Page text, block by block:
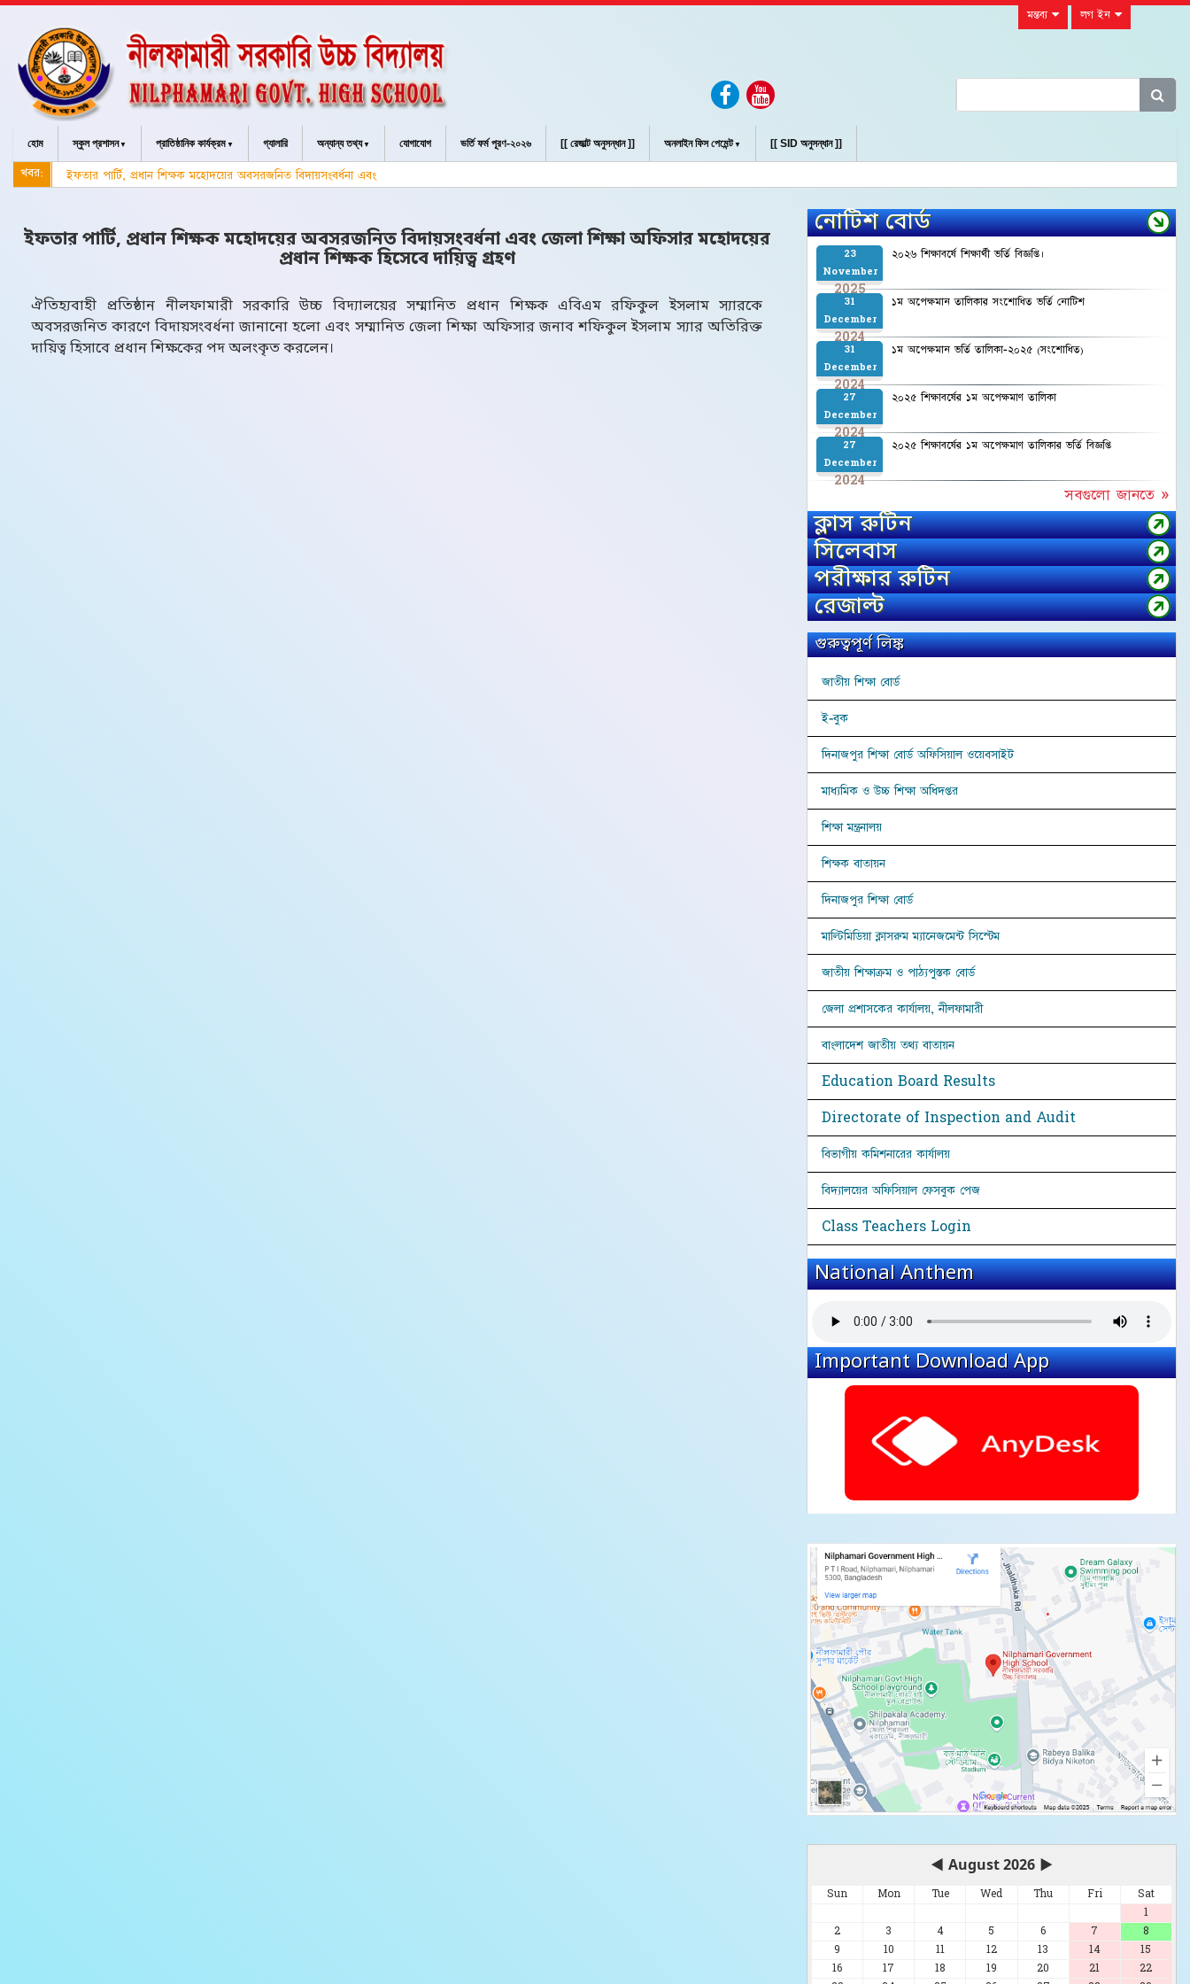
মন্তব্য লগ ইন
হোম স্কুল প্রশাসন প্রাতিষ্ঠানিক কার্যক্রম গ্যালারি অন্যান্য তথ্য যোগাযোগ ভর্তি ফর্ম পূরণ-২০২৬ [[ রেজাল্ট অনুসন্ধান ]] অনলাইন ফিস পেমেন্ট [[ SID অনুসন্ধান ]]
খবর: ইফতার পার্টি, প্রধান শিক্ষক মহোদয়ের অবসরজনিত বিদায়সংবর্ধনা এবং জেলা শিক্ষা অফিসার মহোদয়
ইফতার পার্টি, প্রধান শিক্ষক মহোদয়ের অবসরজনিত বিদায়সংবর্ধনা এবং জেলা শিক্ষা অফিসার মহোদয়ের
প্রধান শিক্ষক হিসেবে দায়িত্ব গ্রহণ
ঐতিহ্যবাহী প্রতিষ্ঠান নীলফামারী সরকারি উচ্চ বিদ্যালয়ের সম্মানিত প্রধান শিক্ষক এবিএম রফিকুল ইসলাম স্যারকে
অবসরজনিত কারণে বিদায়সংবর্ধনা জানানো হলো এবং সম্মানিত জেলা শিক্ষা অফিসার জনাব শফিকুল ইসলাম স্যার অতিরিক্ত
দায়িত্ব হিসাবে প্রধান শিক্ষকের পদ অলংকৃত করলেন।
নোটিশ বোর্ড
23
November
2025
২০২৬ শিক্ষাবর্ষে শিক্ষার্থী ভর্তি বিজ্ঞপ্তি।
31
December
2024
১ম অপেক্ষমান তালিকার সংশোধিত ভর্তি নোটিশ
31
December
2024
১ম অপেক্ষমান ভর্তি তালিকা-২০২৫ (সংশোধিত)
27
December
2024
২০২৫ শিক্ষাবর্ষের ১ম অপেক্ষমাণ তালিকা
27
December
2024
২০২৫ শিক্ষাবর্ষের ১ম অপেক্ষমাণ তালিকার ভর্তি বিজ্ঞপ্তি
সবগুলো জানতে »
ক্লাস রুটিন
সিলেবাস
পরীক্ষার রুটিন
রেজাল্ট
গুরুত্বপূর্ণ লিঙ্ক
জাতীয় শিক্ষা বোর্ড
ই-বুক
দিনাজপুর শিক্ষা বোর্ড অফিসিয়াল ওয়েবসাইট
মাধ্যমিক ও উচ্চ শিক্ষা অধিদপ্তর
শিক্ষা মন্ত্রনালয়
শিক্ষক বাতায়ন
দিনাজপুর শিক্ষা বোর্ড
মাল্টিমিডিয়া ক্লাসরুম ম্যানেজমেন্ট সিস্টেম
জাতীয় শিক্ষাক্রম ও পাঠ্যপুস্তক বোর্ড
জেলা প্রশাসকের কার্যালয়, নীলফামারী
বাংলাদেশ জাতীয় তথ্য বাতায়ন
Education Board Results
Directorate of Inspection and Audit
বিভাগীয় কমিশনারের কার্যালয়
বিদ্যালয়ের অফিসিয়াল ফেসবুক পেজ
Class Teachers Login
National Anthem
Important Download App
◀ August 2026 ▶
Sun Mon Tue Wed Thu Fri
Sat
1
2
3 4 5 6 7
8
9
10 11 12 13 14
15
16
17 18 19 20 21
22